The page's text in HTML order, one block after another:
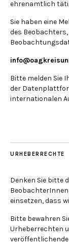
ehrenamtlich
Sie haben eine
des
Bitte melden Sie
der
internationalen
URHEBERRECHTE
Denken Sie bitte
einsetzen, dass
Bitte bewahren
Urheberrechten